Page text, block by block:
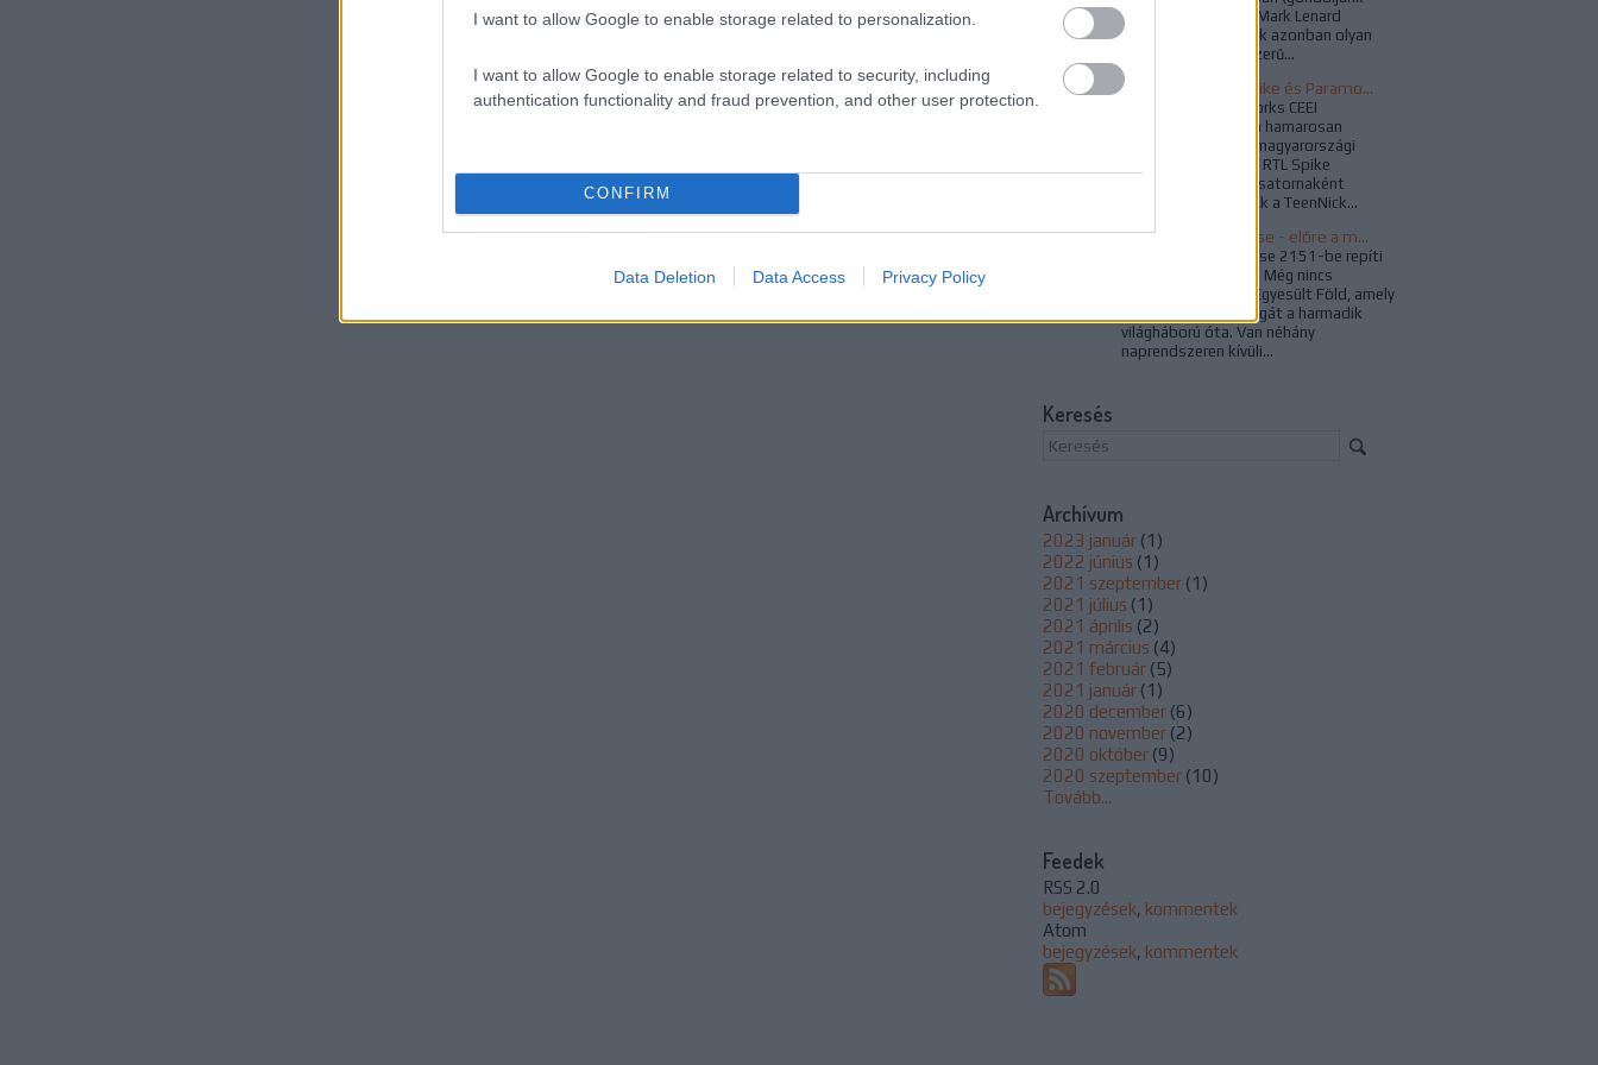
I want to allow Google to enable storage related to personalization.
I want to allow Google to enable storage related to security, including
authentication functionality and fraud prevention, and other user protection.
CONFIRM
Data Deletion Data Access Privacy Policy
Jeffrey Combs vagy Mark Lenard
karaktereire). Vannak azonban olyan
különleges és népszerű...
Búcsúzik az RTL Spike és Paramount Channel
A ViacomCBS Networks CEEI
bejelentése nyomán hamarosan
kivezetésre kerül a magyarországi
televíziós piacról az RTL Spike
csatorna, illetve új csatornaként
idehaza is megjelenik a TeenNick...
Star Trek: Enterprise - előre a múltba
A Star Trek: Enterprise 2151-be repíti
vissza a rajongókat. Még nincs
Föderáció, csak az Egyesült Föld, amely
már újjáépítette magát a harmadik
világháború óta. Van néhány
naprendszeren kívüli...
Keresés
Archívum
2023 január (1 )
2022 június (1 )
2021 szeptember (1 )
2021 július (1 )
2021 április (2)
2021 március (4)
2021 február (5)
2021 január (1 )
2020 december (6)
2020 november (2)
2020 október (9)
2020 szeptember (10)
Tovább...
Feedek
RSS 2.0
bejegyzések, kommentek
Atom
bejegyzések, kommentek